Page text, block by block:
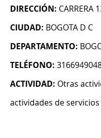
DIRECCIÓN: CARRERA
CIUDAD: BOGOTA D C
DEPARTAMENTO:
TELÉFONO:
ACTIVIDAD: Otras
actividades de